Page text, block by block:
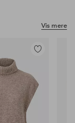
Vis mere
Tilføj
favoritter